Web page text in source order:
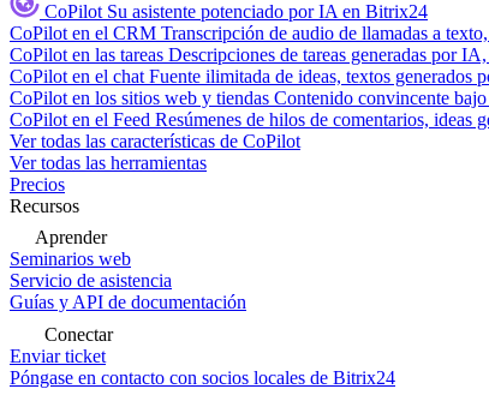
CoPilot Su asistente potenciado por IA en Bitrix24
CoPilot en el CRM Transcripción de audio de llamadas a
CoPilot en las tareas Descripciones de tareas generadas por
CoPilot en el chat Fuente ilimitada de ideas, textos generados
CoPilot en los sitios web y tiendas Contenido convincente
CoPilot en el Feed Resúmenes de hilos de comentarios, ideas
Ver todas las características de CoPilot
Ver todas las herramientas
Precios
Recursos
Aprender
Seminarios web
Servicio de asistencia
Guías y API de documentación
Conectar
Enviar ticket
Póngase en contacto con socios locales de Bitrix24